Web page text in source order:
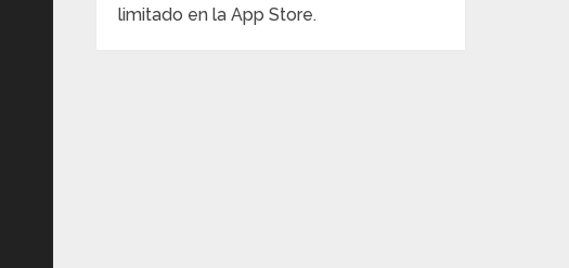
limitado en la App Store.